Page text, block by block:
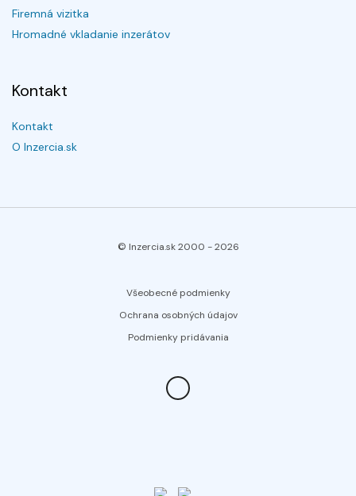
Firemná vizitka
Hromadné vkladanie inzerátov
Kontakt
Kontakt
O Inzercia.sk
© Inzercia.sk 2000 -2026
Všeobecné podmienky
Ochrana osobných údajov
Podmienky pridávania